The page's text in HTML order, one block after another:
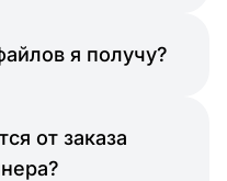
я получу?
от заказа